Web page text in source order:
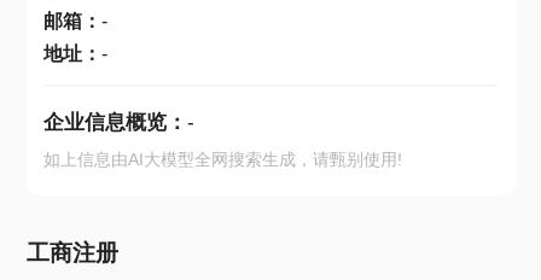
邮箱： -
地址： -
企业信息概览： -
如上信息由AI大模型全网搜索生成，请甄别使用!
工商注册